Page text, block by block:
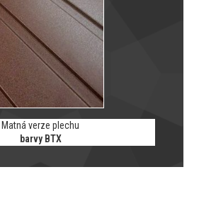
Matná verze plechu
barvy BTX